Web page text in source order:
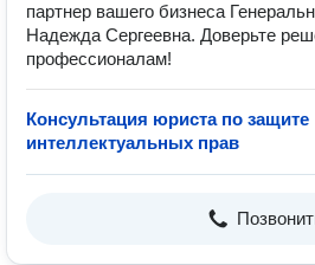
партнер вашего бизнеса
Надежда Сергеевна. Доверьте
профессионалам!
Консультация юриста по защите
интеллектуальных прав